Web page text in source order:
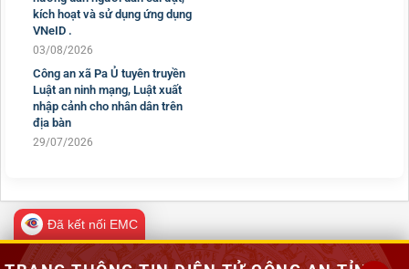
Công an xã Lê Lợi tuyên truyền,
hướng dẫn người dân cài đặt,
kích hoạt và sử dụng ứng dụng
VNeID .
03/08/2026
địa bàn
29/07/2026